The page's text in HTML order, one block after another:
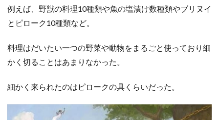
例えば、野獣の料理10種類や魚の塩漬け数種類やブリヌイ
とピローク10種類など。
料理はだいたい一つの野菜や動物をまるごと使っており細
かく切ることはあまりなかった。
細かく来られたのはピロークの具くらいだった。